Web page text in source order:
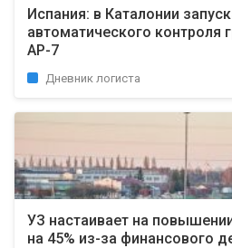
Испания: в Каталонии
автоматического контроля
AP-7
Дневник логиста
УЗ настаивает на
на 45% из-за финансового